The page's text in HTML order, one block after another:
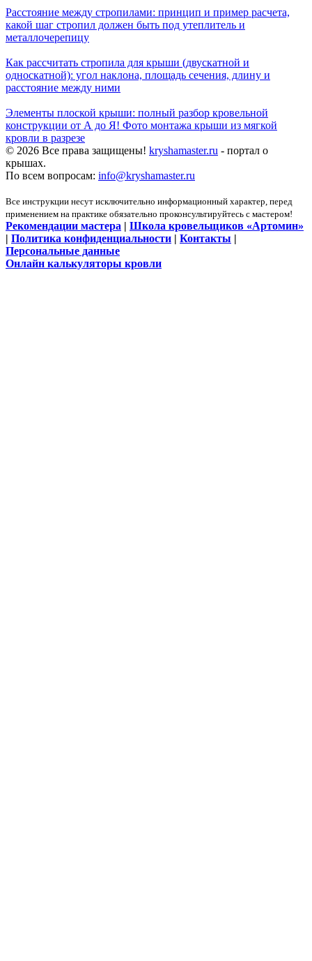
Расстояние между стропилами: принцип и пример расчета,
какой шаг стропил должен быть под утеплитель и
металлочерепицу
Как рассчитать стропила для крыши (двускатной и
односкатной): угол наклона, площадь сечения, длину и
расстояние между ними
Элементы плоской крыши: полный разбор кровельной
конструкции от А до Я! Фото монтажа крыши из мягкой
кровли в разрезе
© 2026 Все права защищены! kryshamaster.ru - портал о
крышах.
По всем вопросам: info@kryshamaster.ru
Все инструкции несут исключительно информационный характер, перед
применением на практике обязательно проконсультируйтесь с мастером!
Рекомендации мастера | Школа кровельщиков «Артомин»
| Политика конфиденциальности | Контакты |
Персональные данные
Онлайн калькуляторы кровли